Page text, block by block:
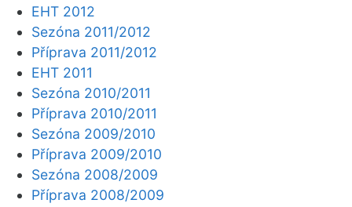
EHT 2012
Sezóna 2011/2012
Příprava 2011/2012
EHT 2011
Sezóna 2010/2011
Příprava 2010/2011
Sezóna 2009/2010
Příprava 2009/2010
Sezóna 2008/2009
Příprava 2008/2009